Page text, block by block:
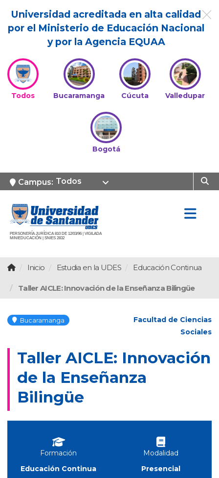
Universidad acreditada en alta calidad
por el Ministerio de Educación Nacional
y por la Agencia EQUAA
Todos Bucaramanga Cúcuta Valledupar
Bogotá
Campus: Todos
PERSONERÍA JURÍDICA 810 DE 12/03/96 | VIGILADA
MINIEDUCACIÓN | SNIES 2832
Inicio Estudia en la UDES Educación Continua
Taller AICLE: Innovación de la Enseñanza Bilingüe
Bucaramanga
Facultad de Ciencias
Sociales
Taller AICLE: Innovación
de la Enseñanza
Bilingüe
Formación
Educación Continua
Modalidad
Presencial